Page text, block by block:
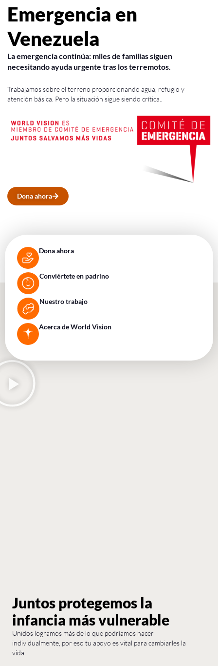
Emergencia en
Venezuela
La emergencia continúa: miles de familias siguen
necesitando ayuda urgente tras los terremotos.
Trabajamos sobre el terreno proporcionando agua, refugio y
atención básica. Pero la situación sigue siendo crítica..
Dona ahora
Dona ahora
Conviértete en padrino
Nuestro trabajo
Acerca de World Vision
Juntos protegemos la
infancia más vulnerable
Unidos logramos más de lo que podríamos hacer
individualmente, por eso tu apoyo es vital para cambiarles la
vida.